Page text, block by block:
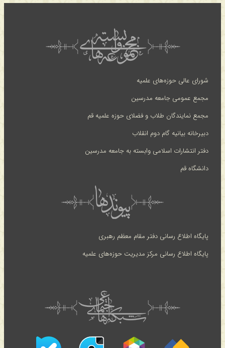
شورای عالی حوزه‌های علمیه
مجمع عمومی جامعه مدرسین
مجمع نمایندگان طلاب و فضلای حوزه علمیه قم
دبیرخانه بیانیه گام دوم انقلاب
دفتر انتشارات اسلامی وابسته به جامعه مدرسین
دانشگاه قم
پایگاه اطلاع رسانی دفتر مقام معظم رهبری
پایگاه اطلاع رسانی مرکز مدیریت حوزه‌های علمیه